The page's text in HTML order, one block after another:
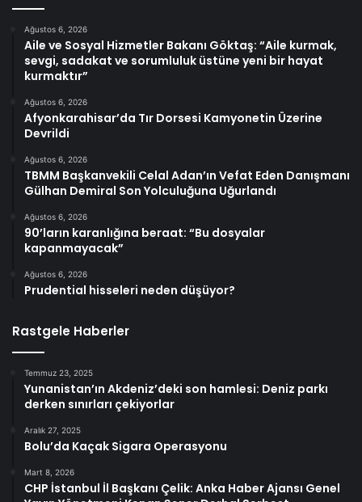
Ağustos 6, 2026
Aile ve Sosyal Hizmetler Bakanı Göktaş: “Aile kurmak,
sevgi, sadakat ve sorumluluk üstüne yeni bir hayat
kurmaktır”
Ağustos 6, 2026
Afyonkarahisar’da Tır Dorsesi Kamyonetin Üzerine
Devrildi
Ağustos 6, 2026
TBMM Başkanvekili Celal Adan’ın Vefat Eden Danışmanı
Gülhan Demiral Son Yolculuğuna Uğurlandı
Ağustos 6, 2026
90’ların karanlığına beraat: “Bu dosyalar
kapanmayacak”
Ağustos 6, 2026
Prudential hisseleri neden düşüyor?
Rastgele Haberler
Temmuz 23, 2025
Yunanistan’ın Akdeniz’deki son hamlesi: Deniz parkı
derken sınırları çekiyorlar
Aralık 27, 2025
Bolu’da Kaçak Sigara Operasyonu
Mart 8, 2026
CHP İstanbul İl Başkanı Çelik: Anka Haber Ajansı Genel